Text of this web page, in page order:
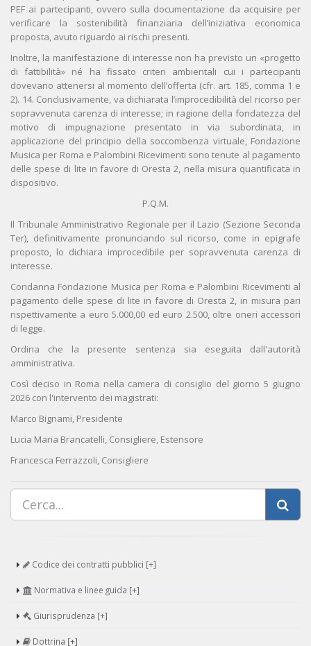
PEF ai partecipanti, ovvero sulla documentazione da acquisire per
verificare la sostenibilità finanziaria dell’iniziativa economica
proposta, avuto riguardo ai rischi presenti.
Inoltre, la manifestazione di interesse non ha previsto un «progetto
di fattibilità» né ha fissato criteri ambientali cui i partecipanti
dovevano attenersi al momento dell’offerta (cfr. art. 185, comma 1 e
2). 14. Conclusivamente, va dichiarata l’improcedibilità del ricorso per
sopravvenuta carenza di interesse; in ragione della fondatezza del
motivo di impugnazione presentato in via subordinata, in
applicazione del principio della soccombenza virtuale, Fondazione
Musica per Roma e Palombini Ricevimenti sono tenute al pagamento
delle spese di lite in favore di Oresta 2, nella misura quantificata in
dispositivo.
P.Q.M.
Il Tribunale Amministrativo Regionale per il Lazio (Sezione Seconda
Ter), definitivamente pronunciando sul ricorso, come in epigrafe
proposto, lo dichiara improcedibile per sopravvenuta carenza di
interesse.
Condanna Fondazione Musica per Roma e Palombini Ricevimenti al
pagamento delle spese di lite in favore di Oresta 2, in misura pari
rispettivamente a euro 5.000,00 ed euro 2.500, oltre oneri accessori
di legge.
Ordina che la presente sentenza sia eseguita dall'autorità
amministrativa.
Così deciso in Roma nella camera di consiglio del giorno 5 giugno
2026 con l'intervento dei magistrati:
Marco Bignami, Presidente
Lucia Maria Brancatelli, Consigliere, Estensore
Francesca Ferrazzoli, Consigliere
Codice dei contratti pubblici [+]
Normativa e linee guida [+]
Giurisprudenza [+]
Dottrina [+]